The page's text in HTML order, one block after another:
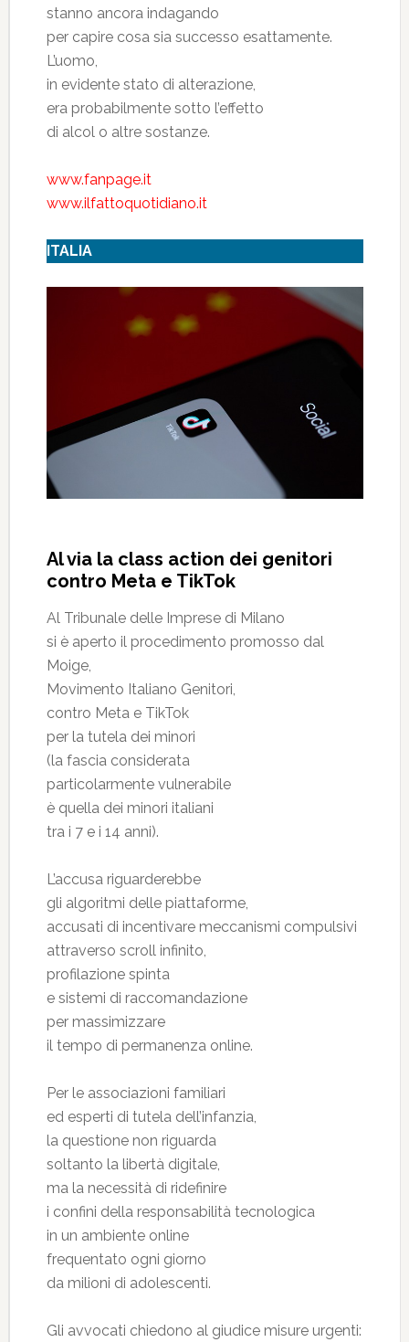
stanno ancora indagando
per capire cosa sia successo esattamente.
L’uomo,
in evidente stato di alterazione,
era probabilmente sotto l’effetto
di alcol o altre sostanze.
www.fanpage.it
www.ilfattoquotidiano.it
ITALIA
Al via la class action dei genitori
contro Meta e TikTok
Al Tribunale delle Imprese di Milano
si è aperto il procedimento promosso dal
Moige,
Movimento Italiano Genitori,
contro Meta e TikTok
per la tutela dei minori
(la fascia considerata
particolarmente vulnerabile
è quella dei minori italiani
tra i 7 e i 14 anni).
L’accusa riguarderebbe
gli algoritmi delle piattaforme,
accusati di incentivare meccanismi compulsivi
attraverso scroll infinito,
profilazione spinta
e sistemi di raccomandazione
per massimizzare
il tempo di permanenza online.
Per le associazioni familiari
ed esperti di tutela dell’infanzia,
la questione non riguarda
soltanto la libertà digitale,
ma la necessità di ridefinire
i confini della responsabilità tecnologica
in un ambiente online
frequentato ogni giorno
da milioni di adolescenti.
Gli avvocati chiedono al giudice misure urgenti: